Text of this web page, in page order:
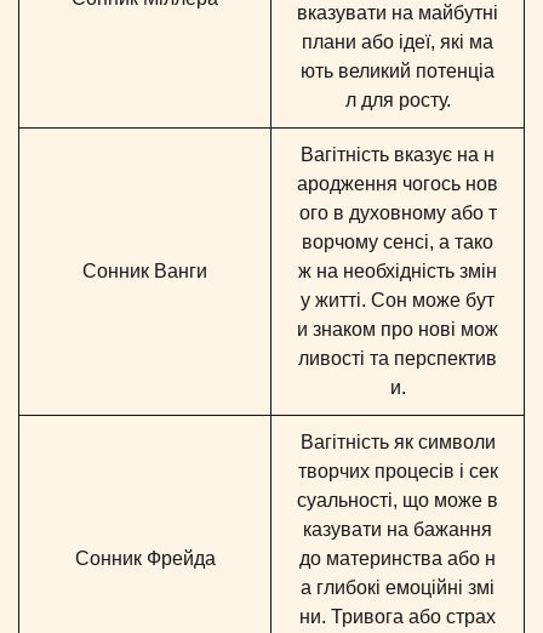
вказувати на майбутні
плани або ідеї, які ма
ють великий потенціа
л для росту.
Сонник Ванги
Вагітність вказує на н
ародження чогось нов
ого в духовному або т
ворчому сенсі, а тако
ж на необхідність змін
у житті. Сон може бут
и знаком про нові мож
ливості та перспектив
и.
Сонник Фрейда
Вагітність як символи
творчих процесів і сек
суальності, що може в
казувати на бажання
до материнства або н
а глибокі емоційні змі
ни. Тривога або страх